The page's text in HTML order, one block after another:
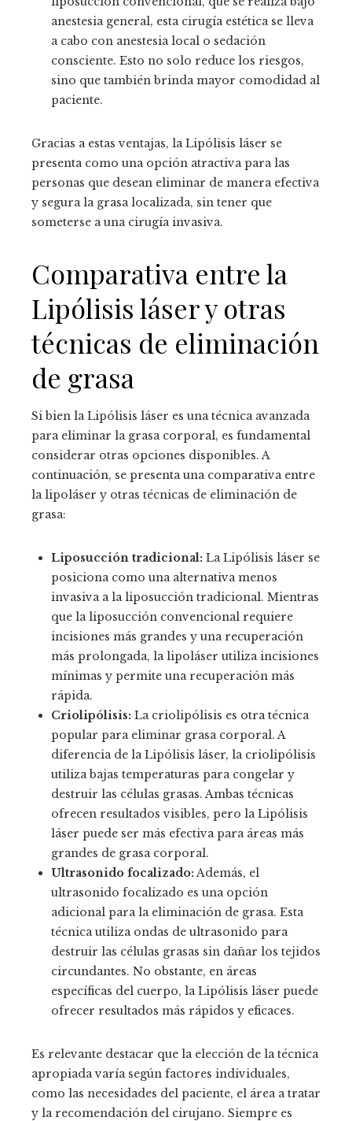
anestesia general, esta cirugía estética se lleva
a cabo con anestesia local o sedación
consciente. Esto no solo reduce los riesgos,
sino que también brinda mayor comodidad al
paciente.
Gracias a estas ventajas, la Lipólisis láser se
presenta como una opción atractiva para las
personas que desean eliminar de manera efectiva
y segura la grasa localizada, sin tener que
someterse a una cirugía invasiva.
Comparativa entre la
Lipólisis láser y otras
técnicas de eliminación
de grasa
Si bien la Lipólisis láser es una técnica avanzada
para eliminar la grasa corporal, es fundamental
considerar otras opciones disponibles. A
continuación, se presenta una comparativa entre
la lipoláser y otras técnicas de eliminación de
grasa:
Liposucción tradicional: La Lipólisis láser se
posiciona como una alternativa menos
invasiva a la liposucción tradicional. Mientras
que la liposucción convencional requiere
incisiones más grandes y una recuperación
más prolongada, la lipoláser utiliza incisiones
mínimas y permite una recuperación más
rápida.
Criolipólisis: La criolipólisis es otra técnica
popular para eliminar grasa corporal. A
diferencia de la Lipólisis láser, la criolipólisis
utiliza bajas temperaturas para congelar y
destruir las células grasas. Ambas técnicas
ofrecen resultados visibles, pero la Lipólisis
láser puede ser más efectiva para áreas más
grandes de grasa corporal.
Ultrasonido focalizado:Además, el
ultrasonido focalizado es una opción
adicional para la eliminación de grasa. Esta
técnica utiliza ondas de ultrasonido para
destruir las células grasas sin dañar los tejidos
circundantes. No obstante, en áreas
específicas del cuerpo, la Lipólisis láser puede
ofrecer resultados más rápidos y eficaces.
Es relevante destacar que la elección de la técnica
apropiada varía según factores individuales,
como las necesidades del paciente, el área a tratar
y la recomendación del cirujano. Siempre es